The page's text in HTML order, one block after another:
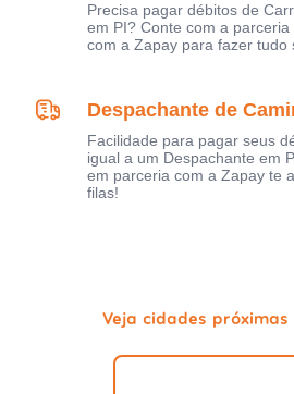
Precisa pagar débitos de
em PI? Conte com a
com a Zapay para fazer tudo
Despachante de
Facilidade para pagar seus
igual a um Despachante em
em parceria com a Zapay te
filas!
Veja cidades próximas